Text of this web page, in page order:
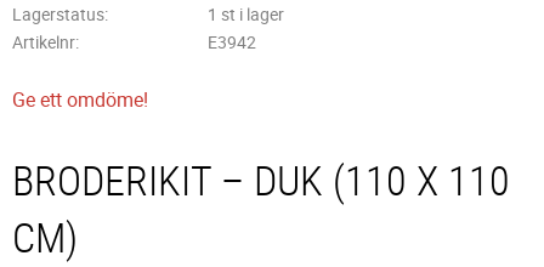
Lagerstatus
1 st i lager
Artikelnr
E3942
Ge ett omdöme!
BRODERIKIT – DUK (110 X 110
CM)